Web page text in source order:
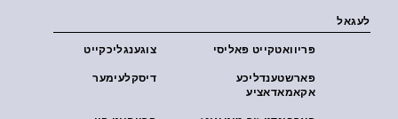
לעגאל
צוגענגליכקייט פּריוואטקייט פּאליסי
דיסקלעימער
פארשטענדליכע
אקאמאדאציע